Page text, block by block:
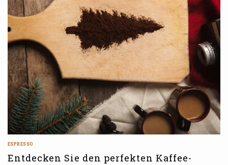
ESPRESSO
Entdecken Sie den perfekten Kaffee-